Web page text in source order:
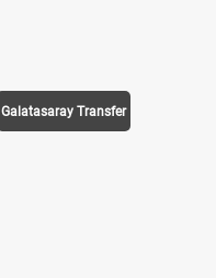
Galatasaray Transfer